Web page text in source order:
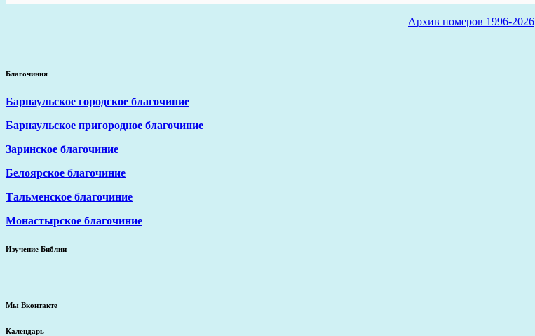
Архив номеров 1996-2026
Благочиния
Барнаульское городское благочиние
Барнаульское пригородное благочиние
Заринское благочиние
Белоярское благочиние
Тальменское благочиние
Монастырское благочиние
Изучение Библии
Мы Вконтакте
Календарь